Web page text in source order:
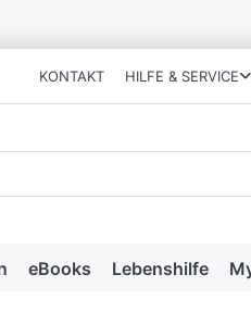
KONTAKT HILFE & SERVICE
Sie tippen, erscheinen
eBooks Lebenshilfe